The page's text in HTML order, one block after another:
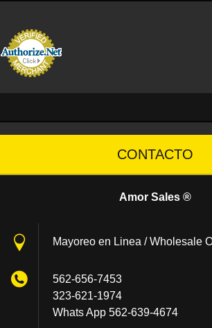
CONTACTO
Amor Sales ®
Mayoreo en Linea / Wholesale
562-656-7453
323-621-1974
Whats App 562-639-4674